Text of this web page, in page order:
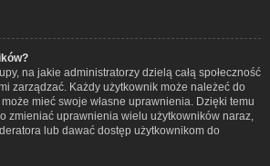
na jakie administratorzy dzielą całą społeczność
zarządzać. Każdy użytkownik może należeć do
mieć swoje własne uprawnienia. Dzięki temu
zmieniać uprawnienia wielu użytkowników naraz,
lub dawać dostęp użytkownikom do